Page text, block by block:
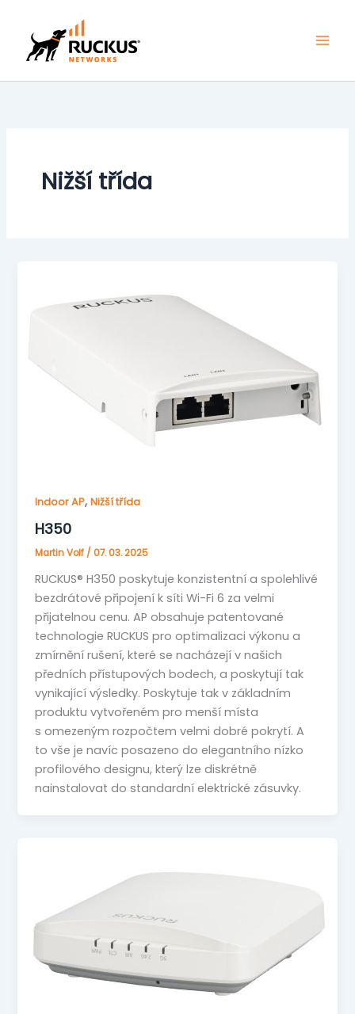
content
Nižší třída
Indoor AP,Nižší třída
H350
Martin Volf /07. 03. 2025
RUCKUS® H350 poskytuje konzistentní a spolehlivé
bezdrátové připojení k síti Wi-Fi 6 za velmi
přijatelnou cenu. AP obsahuje patentované
technologie RUCKUS pro optimalizaci výkonu a
zmírnění rušení, které se nacházejí v našich
předních přístupových bodech, a poskytují tak
vynikající výsledky. Poskytuje tak v základním
produktu vytvořeném pro menší místa
s omezeným rozpočtem velmi dobré pokrytí. A
to vše je navíc posazeno do elegantního nízko
profilového designu, který lze diskrétně
nainstalovat do standardní elektrické zásuvky.